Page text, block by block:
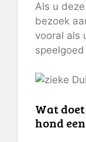
Als u
bezoek
vooral als
Wat
hond